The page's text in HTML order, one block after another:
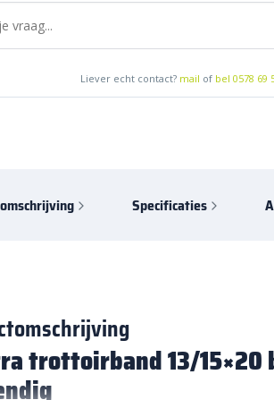
Liever echt contact? mail of bel 0578 69
Specificaties
trottoirband 13/15×20